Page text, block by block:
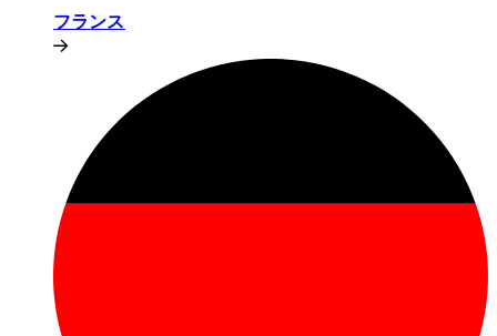
フランス​​